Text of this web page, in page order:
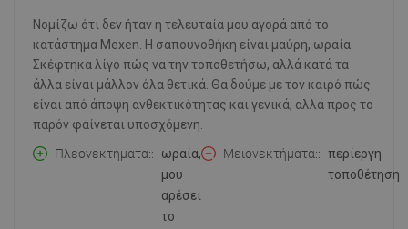
Νομίζω ότι δεν ήταν η τελευταία μου αγορά από το
κατάστημα Mexen. Η σαπουνοθήκη είναι μαύρη, ωραία.
Σκέφτηκα λίγο πώς να την τοποθετήσω, αλλά κατά τα
άλλα είναι μάλλον όλα θετικά. Θα δούμε με τον καιρό πώς
είναι από άποψη ανθεκτικότητας και γενικά, αλλά προς το
παρόν φαίνεται υποσχόμενη.
Πλεονεκτήματα:
ωραία,
μου
αρέσει
το
Μειονεκτήματα:
περίεργη
τοποθέτηση